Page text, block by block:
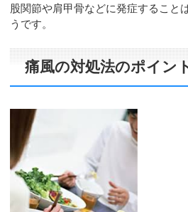
股関節や肩甲骨などに発症すること
うです。
痛風の対処法のポイン